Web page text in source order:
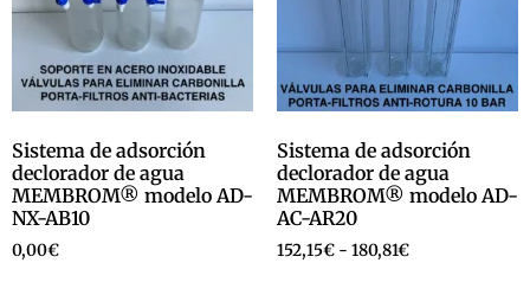
Sistema de adsorción
declorador de agua
MEMBROM® modelo AD-
NX-AB10
0,00€
Sistema de adsorción
declorador de agua
MEMBROM® modelo AD-
AC-AR20
152,15€ - 180,81€